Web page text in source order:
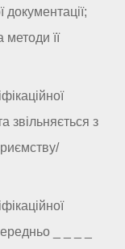
її
звільняється з
_ _ _ _